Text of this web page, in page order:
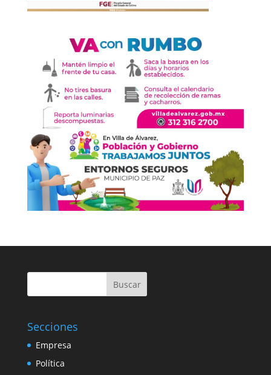
Buscar
Secciones
Empresa
Política